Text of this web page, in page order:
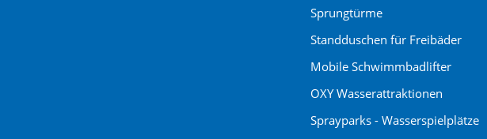
Sprungtürme
Standduschen für Freibäder
Mobile Schwimmbadlifter
OXY Wasserattraktionen
Sprayparks - Wasserspielplätze